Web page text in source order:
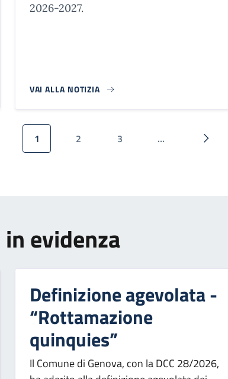
2026-2027.
VAI ALLA NOTIZIA
Pagina attuale
1 Pagina
2 Pagina
3 …
evidenza
Definizione agevolata -
“Rottamazione
quinquies”
Il Comune di Genova, con la DCC 28/2026,